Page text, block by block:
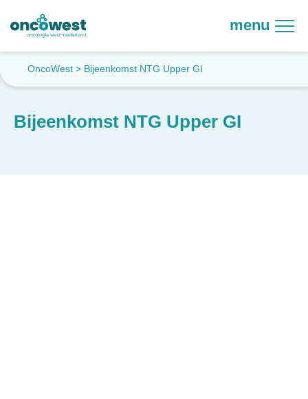
menu
OncoWest > Bijeenkomst NTG Upper GI
Bijeenkomst NTG Upper GI